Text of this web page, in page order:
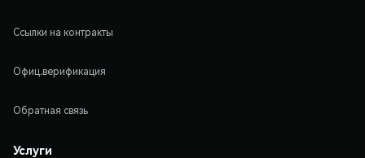
Ссылки на контракты
Офиц.верификация
Обратная связь
Услуги